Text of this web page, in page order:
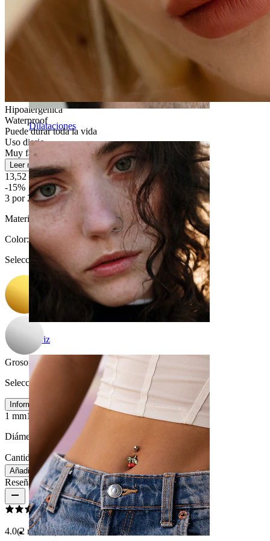
Dilataciones
Nariz
Hipoalergénica
Waterproof
Puede durar toda la vida
Uso diario
Muy fácil
Leer más
13,52 €15,90 €
-15%
3 por 2
Material:
Titanio
Color:
Selecciona Color
Grosor de barra
Selecciona Grosor de barra
Información de tamaños
1 mm1,2 mm
Diámetro:
8 mm
Cantidad: 1 Cambio
Añadir a la bolsa
Reseñas del producto
4.0(2 reseñas)